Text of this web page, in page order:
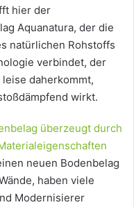
hier der
Aquanatura, der die
natürlichen Rohstoffs
verbindet, der
daherkommt,
wirkt.
überzeugt durch
neuen Bodenbelag
haben viele
Modernisierer